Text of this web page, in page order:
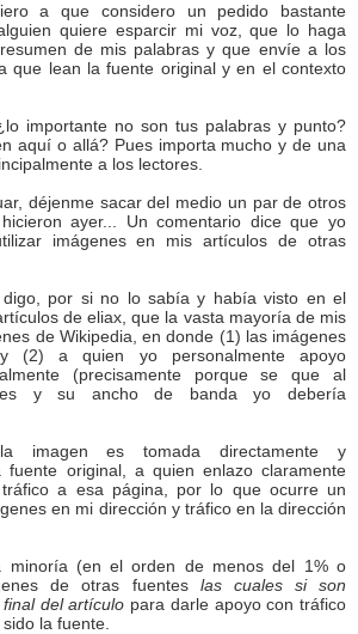
a que considero un pedido bastante
quiere esparcir mi voz, que lo haga
de mis palabras y que envíe a los
que lean la fuente original y en el contexto
importante no son tus palabras y punto?
aquí o allá? Pues importa mucho y de una
a los lectores.
déjenme sacar del medio un par de otros
ayer... Un comentario dice que yo
imágenes en mis artículos de otras
por si no lo sabía y había visto en el
de eliax, que la vasta mayoría de mis
de Wikipedia, en donde (1) las imágenes
(2) a quien yo personalmente apoyo
(precisamente porque se que al
y su ancho de banda yo debería
imagen es tomada directamente y
fuente original, a quien enlazo claramente
a esa página, por lo que ocurre un
en mi dirección y tráfico en la dirección
minoría (en el orden de menos del 1% o
de otras fuentes las cuales si son
del artículo para darle apoyo con tráfico
la fuente.